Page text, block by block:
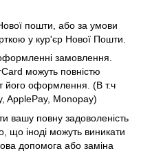
пошти, або за умови
у кур'єр Нової Пошти.
замовлення.
можуть повністю
його оформлення. (В т.ч
ApplePay, Monopay)
вашу повну задоволеність
що іноді можуть виникати
допомога або заміна